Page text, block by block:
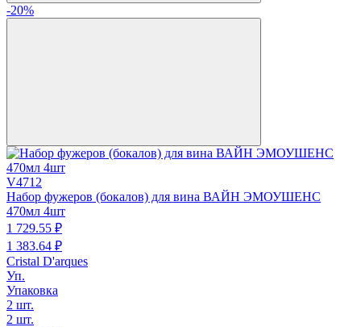
-20%
V4712
Набор фужеров (бокалов) для вина ВАЙН ЭМОУШЕНС
470мл 4шт
1 729.55 ₽
1 383.64 ₽
Cristal D'arques
Уп.
Упаковка
2 шт.
2 шт.